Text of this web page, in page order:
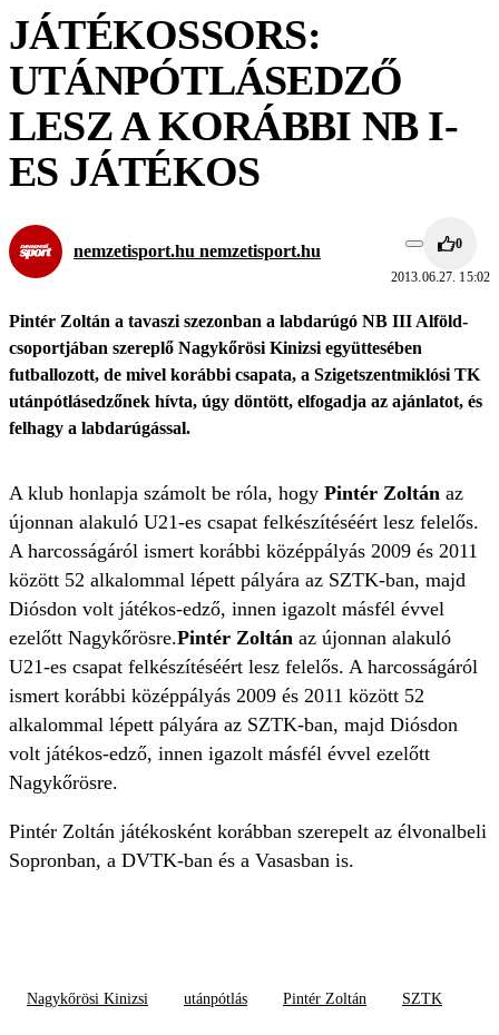
JÁTÉKOSSORS:
UTÁNPÓTLÁSEDZŐ
LESZ A KORÁBBI NB I-
ES JÁTÉKOS
nemzetisport.hu nemzetisport.hu 0
2013.06.27. 15:02
Pintér Zoltán a tavaszi szezonban a labdarúgó NB III Alföld-
csoportjában szereplő Nagykőrösi Kinizsi együttesében
futballozott, de mivel korábbi csapata, a Szigetszentmiklósi TK
utánpótlásedzőnek hívta, úgy döntött, elfogadja az ajánlatot, és
felhagy a labdarúgással.
A klub honlapja számolt be róla, hogy Pintér Zoltán az
újonnan alakuló U21-es csapat felkészítéséért lesz felelős.
A harcosságáról ismert korábbi középpályás 2009 és 2011
között 52 alkalommal lépett pályára az SZTK-ban, majd
Diósdon volt játékos-edző, innen igazolt másfél évvel
ezelőtt Nagykőrösre.Pintér Zoltán az újonnan alakuló
U21-es csapat felkészítéséért lesz felelős. A harcosságáról
ismert korábbi középpályás 2009 és 2011 között 52
alkalommal lépett pályára az SZTK-ban, majd Diósdon
volt játékos-edző, innen igazolt másfél évvel ezelőtt
Nagykőrösre.
Pintér Zoltán játékosként korábban szerepelt az élvonalbeli
Sopronban, a DVTK-ban és a Vasasban is.
Nagykőrösi Kinizsi utánpótlás Pintér Zoltán SZTK